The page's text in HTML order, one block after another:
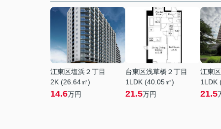
江東区塩浜２丁目
2K (26.64㎡)
14.6万円
台東区浅草橋２丁目
1LDK (40.05㎡)
21.5万円
江東
1LDK
21.5